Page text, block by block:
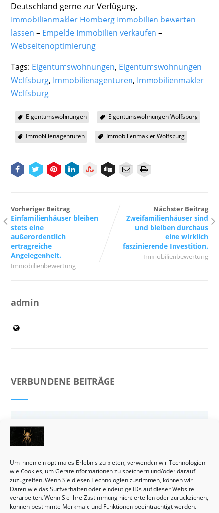
Um Ihnen ein optimales Erlebnis zu bieten, verwenden wir Technologien
wie Cookies, um Geräteinformationen zu speichern und/oder darauf
zuzugreifen. Wenn Sie diesen Technologien zustimmen, können wir
Daten wie das Surfverhalten oder eindeutige IDs auf dieser Website
verarbeiten. Wenn Sie ihre Zustimmung nicht erteilen oder zurückziehen,
können bestimmte Merkmale und Funktionen beeinträchtigt werden.
Deutschland gerne zur Verfügung.
Immobilienmakler Homberg Immobilien bewerten
lassen – Empelde Immobilien verkaufen –
Webseitenoptimierung
Tags: Eigentumswohnungen, Eigentumswohnungen
Wolfsburg, Immobilienagenturen, Immobilienmakler
Wolfsburg
Eigentumswohnungen Eigentumswohnungen Wolfsburg
Immobilienagenturen Immobilienmakler Wolfsburg
Vorheriger Beitrag
Einfamilienhäuser bleiben
stets eine
außerordentlich
ertragreiche
Angelegenheit.
Immobilienbewertung
Nächster Beitrag
Zweifamilienhäuser sind
und bleiben durchaus
eine wirklich
faszinierende Investition.
Immobilienbewertung
admin
VERBUNDENE BEITRÄGE